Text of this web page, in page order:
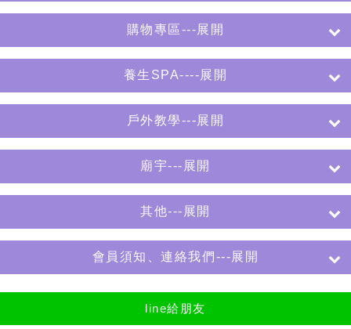
購物專區---展開
養生SPA----展開
戶外教學---展開
廟宇---展開
其他---展開
會員須知、連絡我們---展開
line給朋友